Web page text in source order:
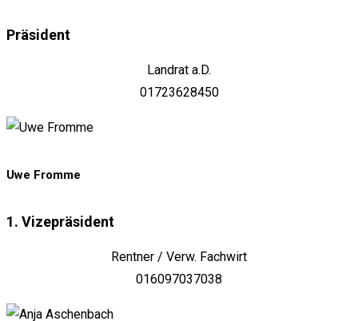
Präsident
Landrat a.D.
01723628450
Uwe Fromme
1. Vizepräsident
Rentner / Verw. Fachwirt
016097037038